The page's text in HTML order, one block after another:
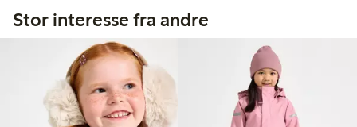
Stor interesse fra andre